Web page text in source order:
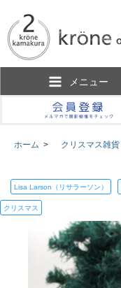
メニュー
ホーム > クリスマス雑貨
Lisa Larson（リサラーソン）
クリスマス